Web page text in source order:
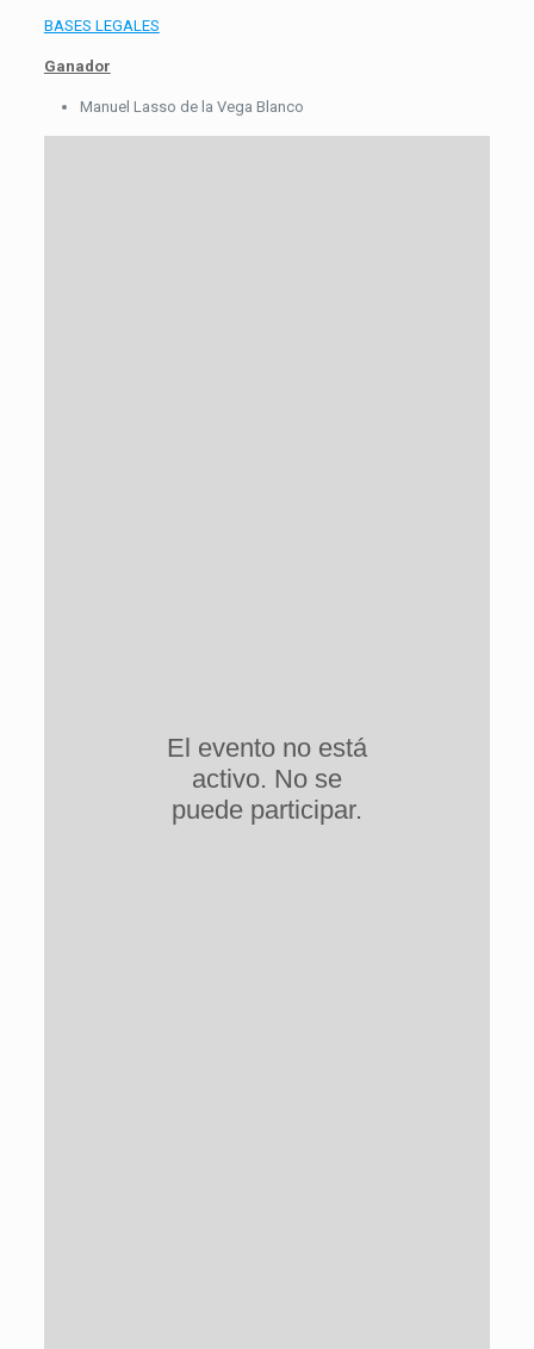
BASES LEGALES
Ganador
Manuel Lasso de la Vega Blanco